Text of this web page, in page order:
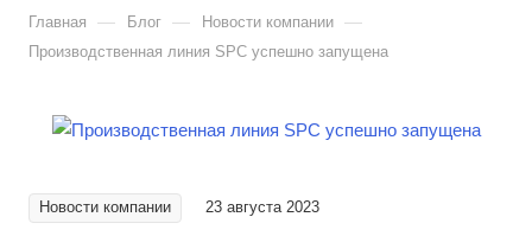
Главная — Блог — Новости компании —
Производственная линия SPC успешно запущена
Новости компании 23 августа 2023